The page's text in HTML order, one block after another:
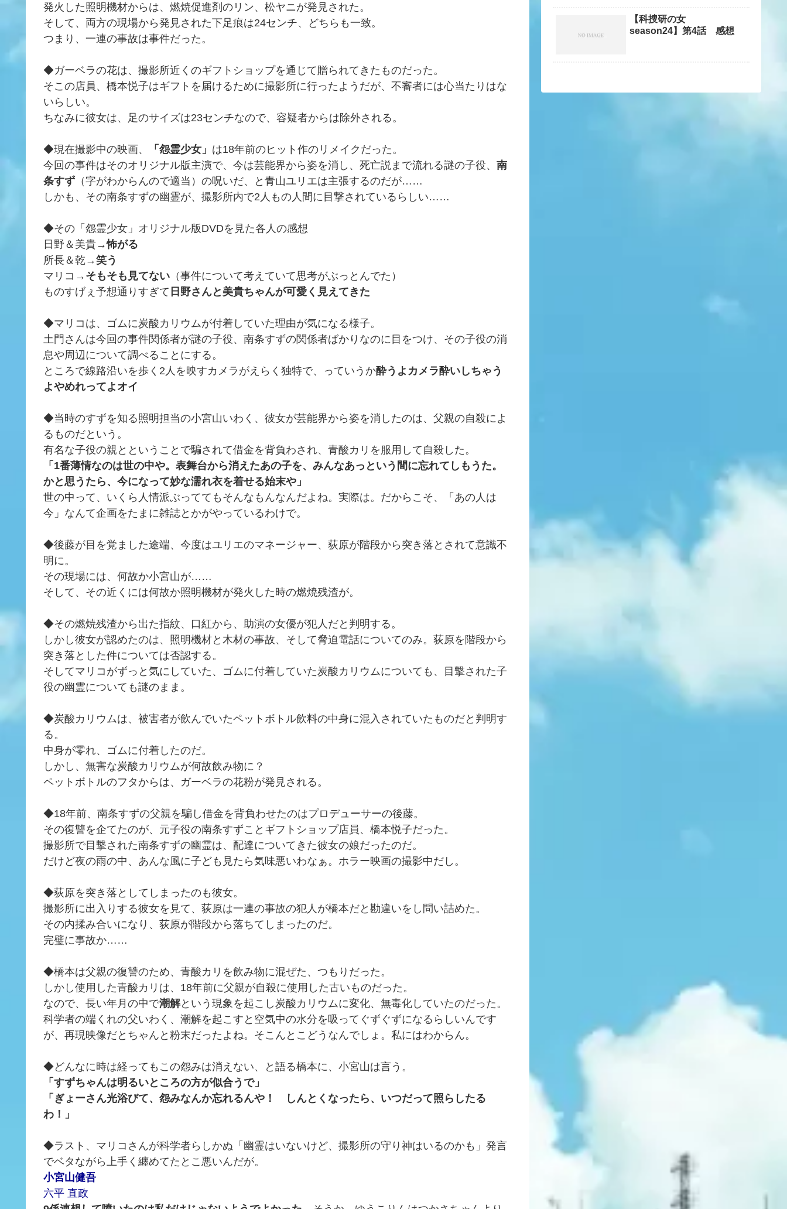
発火した照明機材からは、燃焼促進剤のリン、松ヤニが発見された。
そして、両方の現場から発見された下足痕は24センチ、どちらも一致。
つまり、一連の事故は事件だった。
◆ガーベラの花は、撮影所近くのギフトショップを通じて贈られてきたものだった。
そこの店員、橋本悦子はギフトを届けるために撮影所に行ったようだが、不審者には心当たりはな
いらしい。
ちなみに彼女は、足のサイズは23センチなので、容疑者からは除外される。
◆現在撮影中の映画、 「怨霊少女」 は18年前のヒット作のリメイクだった。
今回の事件はそのオリジナル版主演で、今は芸能界から姿を消し、死亡説まで流れる謎の子役、 南
条すず（字がわからんので適当）の呪いだ、と青山ユリエは主張するのだが……
しかも、その南条すずの幽霊が、撮影所内で2人もの人間に目撃されているらしい……
◆その「怨霊少女」オリジナル版DVDを見た各人の感想
日野＆美貴→怖がる
所長＆乾→笑う
マリコ→ そもそも見てない （事件について考えていて思考がぶっとんでた）
ものすげぇ予想通りすぎて 日野さんと美貴ちゃんが可愛く見えてきた
◆マリコは、ゴムに炭酸カリウムが付着していた理由が気になる様子。
土門さんは今回の事件関係者が謎の子役、南条すずの関係者ばかりなのに目をつけ、その子役の消
息や周辺について調べることにする。
ところで線路沿いを歩く2人を映すカメラがえらく独特で、っていうか酔うよカメラ酔いしちゃう
よやめれってよオイ
◆当時のすずを知る照明担当の小宮山いわく、彼女が芸能界から姿を消したのは、父親の自殺によ
るものだという。
有名な子役の親とということで騙されて借金を背負わされ、青酸カリを服用して自殺した。
「1番薄情なのは世の中や。表舞台から消えたあの子を、みんなあっという間に忘れてしもうた。
かと思うたら、今になって妙な濡れ衣を着せる始末や」
世の中って、いくら人情派ぶっててもそんなもんなんだよね。実際は。だからこそ、「あの人は
今」なんて企画をたまに雑誌とかがやっているわけで。
◆後藤が目を覚ました途端、今度はユリエのマネージャー、荻原が階段から突き落とされて意識不
明に。
その現場には、何故か小宮山が……
そして、その近くには何故か照明機材が発火した時の燃焼残渣が。
◆その燃焼残渣から出た指紋、口紅から、助演の女優が犯人だと判明する。
しかし彼女が認めたのは、照明機材と木材の事故、そして脅迫電話についてのみ。荻原を階段から
突き落とした件については否認する。
そしてマリコがずっと気にしていた、ゴムに付着していた炭酸カリウムについても、目撃された子
役の幽霊についても謎のまま。
◆炭酸カリウムは、被害者が飲んでいたペットボトル飲料の中身に混入されていたものだと判明す
る。
中身が零れ、ゴムに付着したのだ。
しかし、無害な炭酸カリウムが何故飲み物に？
ペットボトルのフタからは、ガーベラの花粉が発見される。
◆18年前、南条すずの父親を騙し借金を背負わせたのはプロデューサーの後藤。
その復讐を企てたのが、元子役の南条すずことギフトショップ店員、橋本悦子だった。
撮影所で目撃された南条すずの幽霊は、配達についてきた彼女の娘だったのだ。
だけど夜の雨の中、あんな風に子ども見たら気味悪いわなぁ。ホラー映画の撮影中だし。
◆荻原を突き落としてしまったのも彼女。
撮影所に出入りする彼女を見て、荻原は一連の事故の犯人が橋本だと勘違いをし問い詰めた。
その内揉み合いになり、荻原が階段から落ちてしまったのだ。
完璧に事故か……
◆橋本は父親の復讐のため、青酸カリを飲み物に混ぜた、つもりだった。
しかし使用した青酸カリは、18年前に父親が自殺に使用した古いものだった。
なので、長い年月の中で潮解という現象を起こし炭酸カリウムに変化、無毒化していたのだった。
科学者の端くれの父いわく、潮解を起こすと空気中の水分を吸ってぐずぐずになるらしいんです
が、再現映像だとちゃんと粉末だったよね。そこんとこどうなんでしょ。私にはわからん。
◆どんなに時は経ってもこの怨みは消えない、と語る橋本に、小宮山は言う。
「すずちゃんは明るいところの方が似合うで」
「ぎょーさん光浴びて、怨みなんか忘れるんや！ しんとくなったら、いつだって照らしたる
わ！」
◆ラスト、マリコさんが科学者らしかぬ「幽霊はいないけど、撮影所の守り神はいるのかも」発言
でベタながら上手く纏めてたとこ悪いんだが。
小宮山健吾
六平 直政
【科捜研の女
season24】第4話 感想